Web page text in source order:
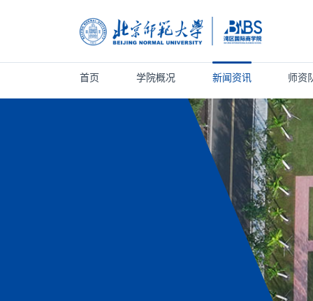
首页 学院概况 新闻资讯 师资